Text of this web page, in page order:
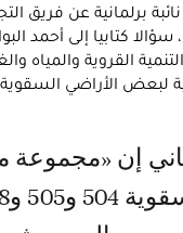
برلمانية عن فريق
كتابيا إلى أحمد
القروية والمياه
لبعض الأراضي السقوية